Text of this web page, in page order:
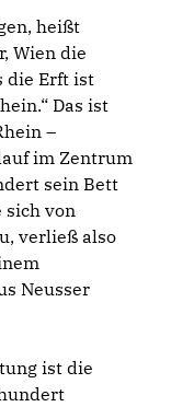
heißt
Wien die
die Erft ist
Das ist
–
im Zentrum
sein Bett
sich von
verließ also
Neusser
ist die